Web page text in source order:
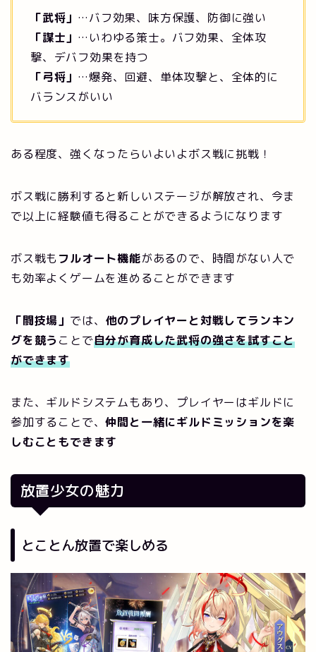
「武将」 …バフ効果、味方保護、防御に強い
「謀士」 …いわゆる策士。バフ効果、全体攻
撃、デバフ効果を持つ
「弓将」 …爆発、回避、単体攻撃と、全体的に
バランスがいい
ある程度、強くなったらいよいよボス戦に挑戦！
ボス戦に勝利すると新しいステージが解放され、今ま
で以上に経験値も得ることができるようになります
ボス戦もフルオート機能があるので、時間がない人で
も効率よくゲームを進めることができます
「闘技場」 では、 他のプレイヤーと対戦してランキン
グを競う ことで自分が育成した武将の強さを試すこと
ができます
また、ギルドシステムもあり、プレイヤーはギルドに
参加することで、仲間と一緒にギルドミッションを楽
しむこともできます
放置少女の魅力
とことん放置で楽しめる